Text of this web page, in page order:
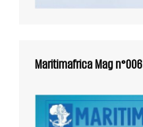
Maritimafrica Mag n°006